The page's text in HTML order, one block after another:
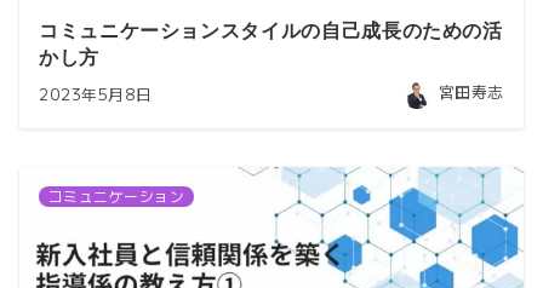
コミュニケーションスタイルの自己成長のための活
かし方
2023年5月8日 宮田寿志
コミュニケーション